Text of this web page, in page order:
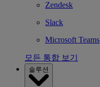
Zendesk
Slack
Microsoft Teams
모든 통합 보기
솔루션